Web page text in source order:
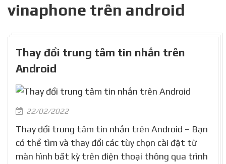
vinaphone trên android
Thay đổi trung tâm tin nhắn trên
Android
22/02/2022
Thay đổi trung tâm tin nhắn trên Android – Bạn
có thể tìm và thay đổi các tùy chọn cài đặt từ
màn hình bất kỳ trên điện thoại thông qua trình